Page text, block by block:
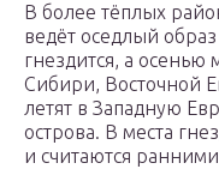
В более тёплых
ведёт оседлый
гнездится, а
Сибири, Восточной
летят в Западную
острова. В места
и считаются